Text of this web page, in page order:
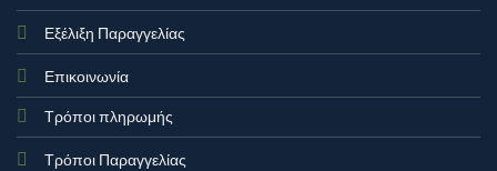
Εξέλιξη Παραγγελίας
Επικοινωνία
Τρόποι πληρωμής
Τρόποι Παραγγελίας